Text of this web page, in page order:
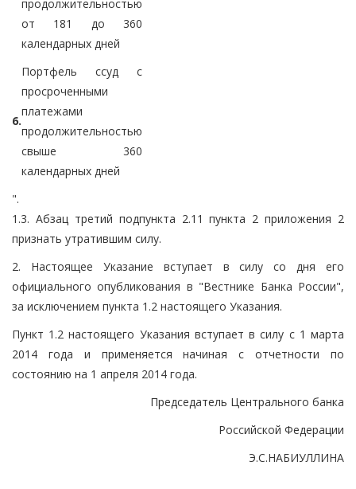
продолжительностью
от 181 до 360
календарных дней
6.
Портфель ссуд с
просроченными
платежами
продолжительностью
свыше 360
календарных дней
".
1.3. Абзац третий подпункта 2.11 пункта 2 приложения 2
признать утратившим силу.
2. Настоящее Указание вступает в силу со дня его
официального опубликования в "Вестнике Банка России",
за исключением пункта 1.2 настоящего Указания.
Пункт 1.2 настоящего Указания вступает в силу с 1 марта
2014 года и применяется начиная с отчетности по
состоянию на 1 апреля 2014 года.
Председатель Центрального банка
Российской Федерации
Э.С.НАБИУЛЛИНА